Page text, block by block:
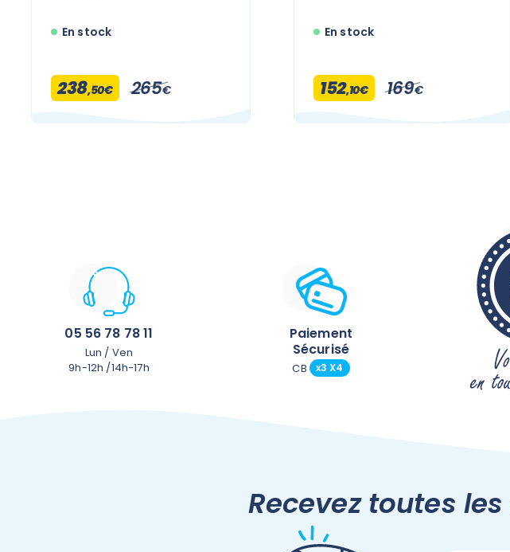
En stock
238,50€ 265€
En stock
152,10€ 169€
05 56 78 78 11
Lun / Ven
9h-12h /14h-17h
Paiement
Sécurisé
CB x3 X4
Recevez toutes les